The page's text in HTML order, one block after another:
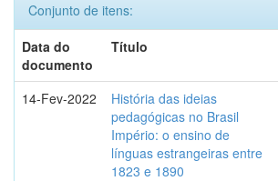
Conjunto de itens:
Data do
documento
Título
14-Fev-2022
História das ideias
pedagógicas no Brasil
Império: o ensino de
línguas estrangeiras entre
1823 e 1890